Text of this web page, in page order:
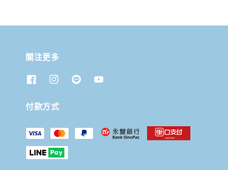
關注更多
付款方式